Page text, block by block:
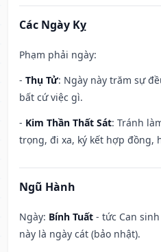
Các Ngày Kỵ
Phạm phải ngày:
- Thụ Tử: Ngày này trăm sự
bất cứ việc gì.
- Kim Thần Thất Sát: Tránh
trọng, đi xa, ký kết hợp đồng,
Ngũ Hành
Ngày: Bính Tuất - tức Can
này là ngày cát (bảo nhật).